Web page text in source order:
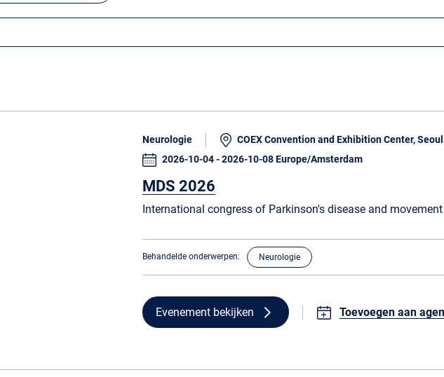
Neurologie
COEX Convention and Exhibition Center, Seoul
2026-10-04 - 2026-10-08 Europe/Amsterdam
MDS 2026
International congress of Parkinson's disease and
Behandelde onderwerpen: Neurologie
Evenement bekijken Toevoegen aan